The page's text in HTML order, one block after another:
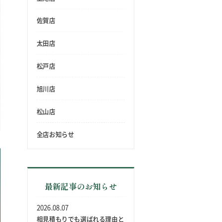
佐賀店
太田店
松戸店
旭川店
松山店
全店お知らせ
最新記事のお知らせ
相見積もりでも選ばれる理由と
2026.08.07